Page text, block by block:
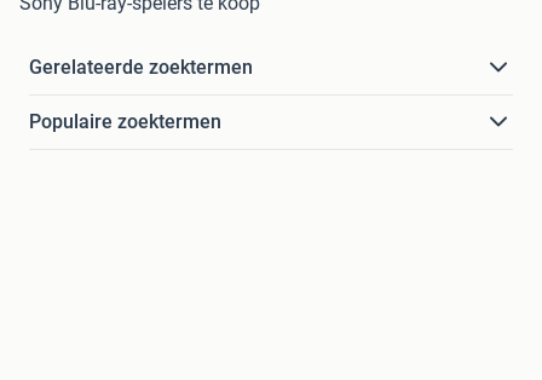
Gerelateerde zoektermen
Populaire zoektermen